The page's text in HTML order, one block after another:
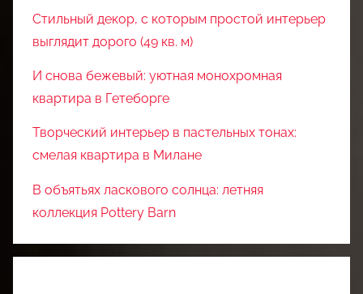
Стильный декор, с которым простой интерьер
выглядит дорого (49 кв. м)
И снова бежевый: уютная монохромная
квартира в Гетеборге
Творческий интерьер в пастельных тонах:
смелая квартира в Милане
В объятьях ласкового солнца: летняя
коллекция Pottery Barn